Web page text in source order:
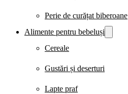
Perie de curățat biberoane
Alimente pentru bebeluși
Cereale
Gustări și deserturi
Lapte praf